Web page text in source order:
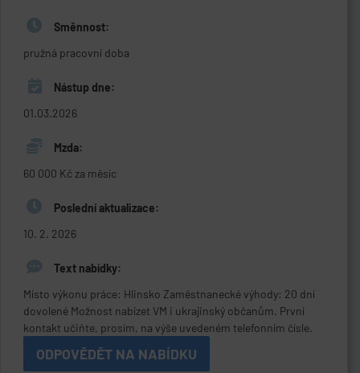
Směnnost:
pružná pracovní doba
Nástup dne:
01.03.2026
Mzda:
60 000 Kč za měsíc
Poslední aktualizace:
10. 2. 2026
Text nabídky:
Místo výkonu práce: Hlinsko Zaměstnanecké výhody: 20 dní
dovolené Možnost nabízet VM i ukrajinský občanům. První
kontakt učiňte, prosím, na výše uvedeném telefonním čísle.
ODPOVĚDĚT NA NABÍDKU